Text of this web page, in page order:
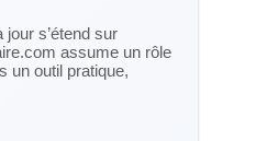
s’étend sur
assume un rôle
un outil pratique,